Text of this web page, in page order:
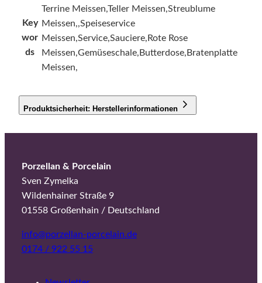
Key
wor
ds
Terrine Meissen,Teller Meissen,Streublume
Meissen,,Speiseservice
Meissen,Service,Sauciere,Rote Rose
Meissen,Gemüseschale,Butterdose,Bratenplatte
Meissen,
Produktsicherheit: Herstellerinformationen
Porzellan & Porcelain
Sven Zymelka
Wildenhainer Straße 9
01558 Großenhain / Deutschland
info@porzellan-porcelain.de
0174 / 922 55 15